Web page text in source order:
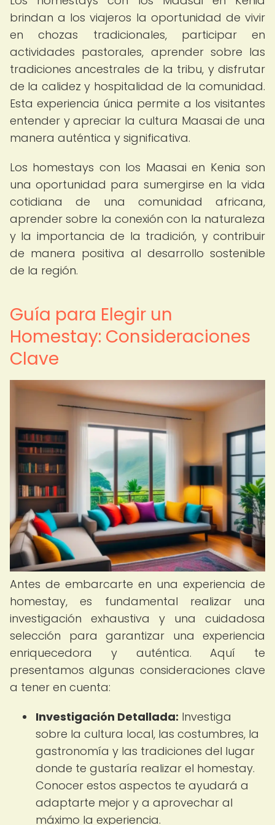
brindan a los viajeros la oportunidad de vivir
en chozas tradicionales, participar en
actividades pastorales, aprender sobre las
tradiciones ancestrales de la tribu, y disfrutar
de la calidez y hospitalidad de la comunidad.
Esta experiencia única permite a los visitantes
entender y apreciar la cultura Maasai de una
manera auténtica y significativa.
Los homestays con los Maasai en Kenia son
una oportunidad para sumergirse en la vida
cotidiana de una comunidad africana,
aprender sobre la conexión con la naturaleza
y la importancia de la tradición, y contribuir
de manera positiva al desarrollo sostenible
de la región.
Guía para Elegir un
Homestay: Consideraciones
Clave
Antes de embarcarte en una experiencia de
homestay, es fundamental realizar una
investigación exhaustiva y una cuidadosa
selección para garantizar una experiencia
enriquecedora y auténtica. Aquí te
presentamos algunas consideraciones clave
a tener en cuenta:
Investigación Detallada: Investiga
sobre la cultura local, las costumbres, la
gastronomía y las tradiciones del lugar
donde te gustaría realizar el homestay.
Conocer estos aspectos te ayudará a
adaptarte mejor y a aprovechar al
máximo la experiencia.